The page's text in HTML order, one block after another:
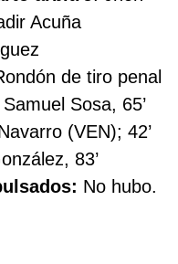
Acuña
de tiro penal
Samuel Sosa, 65’
(VEN); 42’
83’
No hubo.